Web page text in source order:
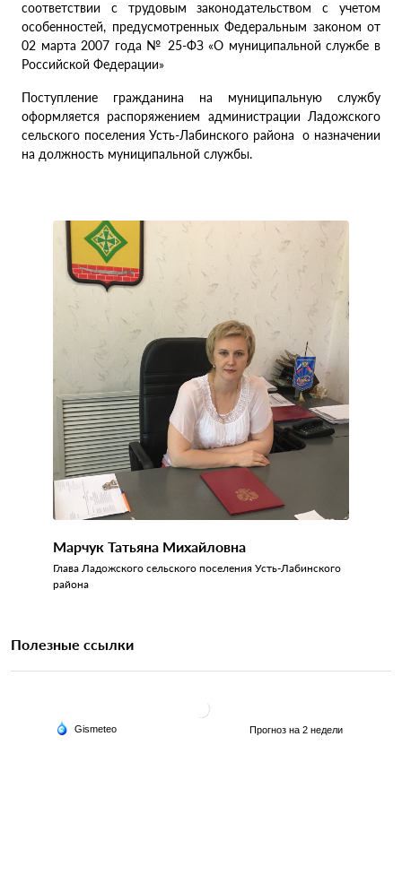
соответствии с трудовым законодательством с учетом
особенностей, предусмотренных Федеральным законом от
02 марта 2007 года № 25-ФЗ «О муниципальной службе в
Российской Федерации»
Поступление гражданина на муниципальную службу
оформляется распоряжением администрации Ладожского
сельского поселения Усть-Лабинского района о назначении
на должность муниципальной службы.
Марчук Татьяна Михайловна
Глава Ладожского сельского поселения Усть-Лабинского
района
Полезные ссылки